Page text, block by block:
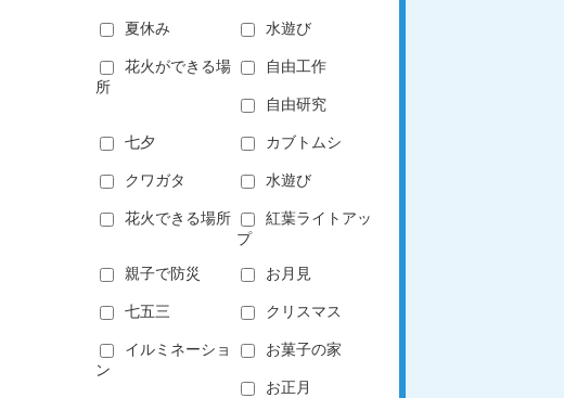
夏休み 水遊び
花火ができる場
所
自由工作
自由研究
七夕 カブトムシ
クワガタ 水遊び
花火できる場所
紅葉ライトアッ
プ
親子で防災 お月見
七五三 クリスマス
イルミネーショ
ン
お菓子の家
お正月